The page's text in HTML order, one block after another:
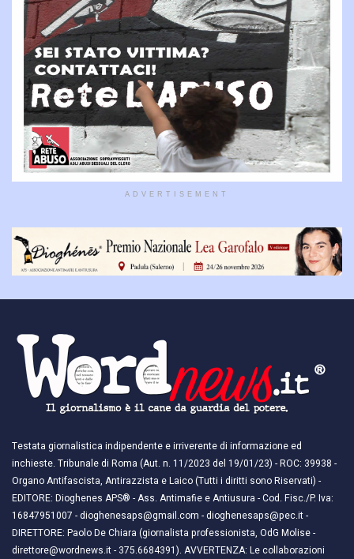
ADVERTISEMENT
Testata giornalistica indipendente e irriverente di informazione ed
inchieste. Tribunale di Roma (Aut. n. 11/2023 del 19/01/23) - ROC: 39938 -
Organo Antifascista, Antirazzista e Laico (Tutti i diritti sono Riservati) -
EDITORE: Dioghenes APS® - Ass. Antimafie e Antiusura - Cod. Fisc./P. Iva:
16847951007 - dioghenesaps@gmail.com - dioghenesaps@pec.it - ​​
DIRETTORE: Paolo De Chiara (giornalista professionista, OdG Molise -
direttore@wordnews.it - ​​375.6684391). AVVERTENZA: Le collaborazioni